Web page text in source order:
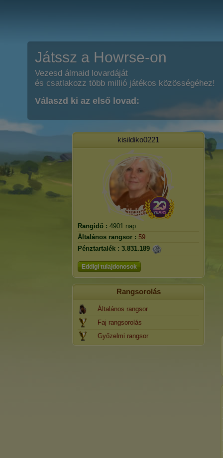
Játssz a Howrse-on
Vezesd álmaid lovardáját
és csatlakozz több millió játékos közösségéhez!
Válaszd ki az első lovad:
kisildiko0221
Rangidő : 4901 nap
Általános rangsor : 59.
Pénztartalék : 3.831.189
Eddigi tulajdonosok
Rangsorolás
Általános rangsor
Faj rangsorolás
Győzelmi rangsor